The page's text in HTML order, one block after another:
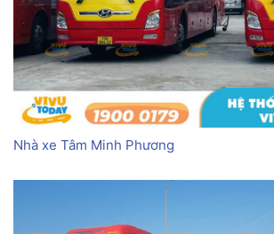
Nhà xe Tâm Minh Phương